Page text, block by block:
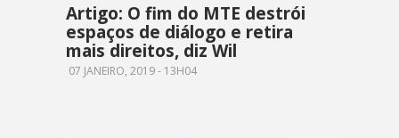
Artigo: O fim do MTE destrói
espaços de diálogo e retira
mais direitos, diz Wil
07 JANEIRO, 2019 - 13H04